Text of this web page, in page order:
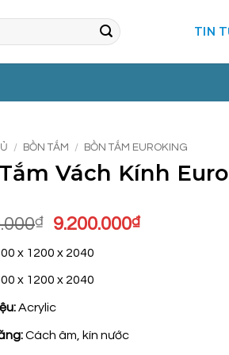
TIN
/ BỒN TẮM / BỒN TẮM EUROKING
Vách Kính
₫
Giá
là:
11.570.000₫.
9.200.000₫Giá
x 1200 x 2040
x 1200 x 2040
Acrylic
Cách âm, kín nước